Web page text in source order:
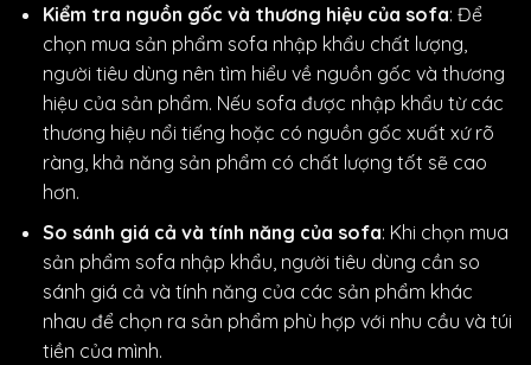
Kiểm tra nguồn gốc và thương hiệu của sofa: Để
chọn mua sản phẩm sofa nhập khẩu chất lượng,
người tiêu dùng nên tìm hiểu về nguồn gốc và thương
hiệu của sản phẩm. Nếu sofa được nhập khẩu từ các
thương hiệu nổi tiếng hoặc có nguồn gốc xuất xứ rõ
ràng, khả năng sản phẩm có chất lượng tốt sẽ cao
hơn.
So sánh giá cả và tính năng của sofa: Khi chọn mua
sản phẩm sofa nhập khẩu, người tiêu dùng cần so
sánh giá cả và tính năng của các sản phẩm khác
nhau để chọn ra sản phẩm phù hợp với nhu cầu và túi
tiền của mình.